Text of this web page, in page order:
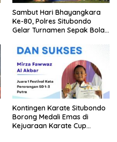
Sambut Hari Bhayangkara
Ke-80, Polres Situbondo
Gelar Turnamen Sepak Bola
Kontingen Karate Situbondo
Borong Medali Emas di
Kejuaraan Karate Cup